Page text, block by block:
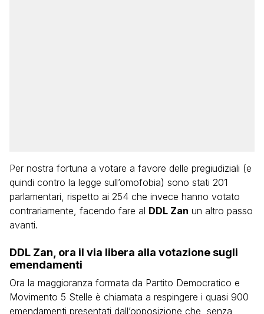
Per nostra fortuna a votare a favore delle pregiudiziali (e
quindi contro la legge sull’omofobia) sono stati 201
parlamentari, rispetto ai 254 che invece hanno votato
contrariamente, facendo fare al DDL Zan un altro passo
avanti.
DDL Zan, ora il via libera alla votazione sugli
emendamenti
Ora la maggioranza formata da Partito Democratico e
Movimento 5 Stelle è chiamata a respingere i quasi 900
emendamenti presentati dall’opposizione che, senza